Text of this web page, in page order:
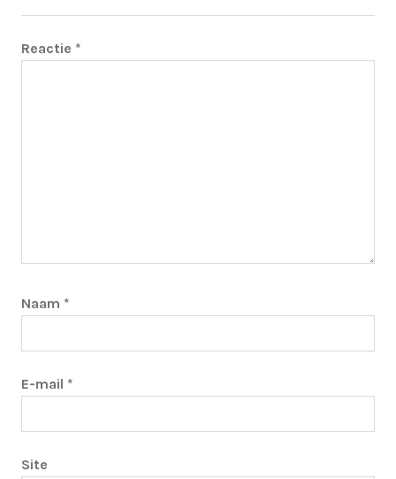
Reactie *
Naam *
E-mail *
Site